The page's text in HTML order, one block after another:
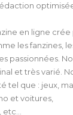
en ligne crée
les fanzines,
passionnées.
et très varié.
tel que : jeux,
et voitures,